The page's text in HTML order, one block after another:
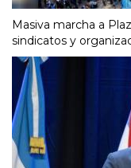
Masiva marcha a
sindicatos y